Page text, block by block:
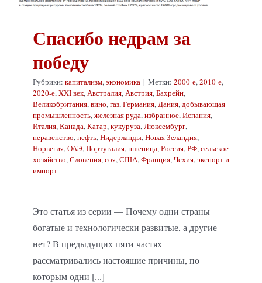
Спасибо недрам за
победу
Рубрики: капитализм,экономика | Метки: 2000-е,2010-е,
2020-е,XXI век,Австралия,Австрия,Бахрейн,
Великобритания,вино,газ,Германия,Дания,добывающая
промышленность,железная руда,избранное,Испания,
Италия,Канада,Катар,кукуруза,Люксембург,
неравенство,нефть,Нидерланды,Новая Зеландия,
Норвегия,ОАЭ,Португалия,пшеница,Россия,РФ,сельское
хозяйство,Словения,соя,США,Франция,Чехия,экспорт и
импорт
Это статья из серии — Почему одни страны
богатые и технологически развитые, а другие
нет? В предыдущих пяти частях
рассматривались настоящие причины, по
которым одни [...]